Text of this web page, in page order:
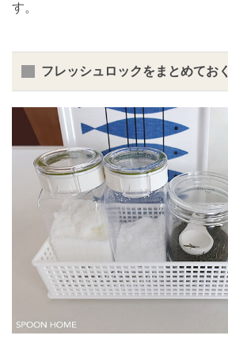
す。
フレッシュロックをまとめておく